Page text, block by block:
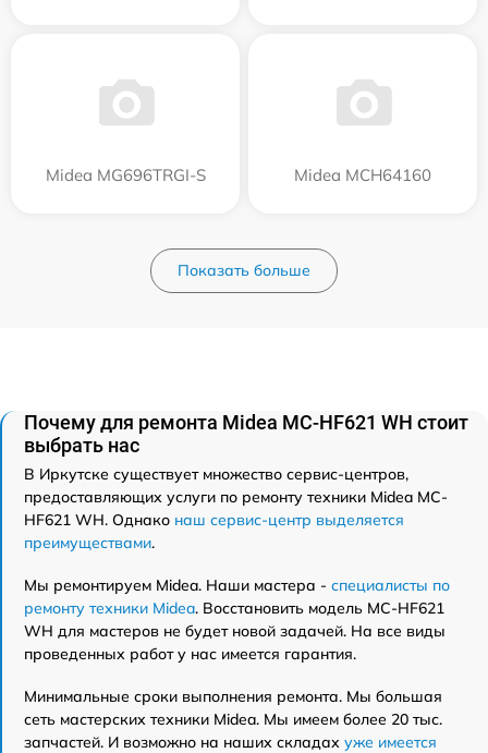
Midea MG696TRGI-S Midea MCH64160
Показать больше
Почему для ремонта Midea MC-HF621 WH стоит
выбрать нас
В Иркутске существует множество сервис-центров,
предоставляющих услуги по ремонту техники Midea MC-
HF621 WH. Однако наш сервис-центр выделяется
преимуществами.
Мы ремонтируем Midea. Наши мастера - специалисты по
ремонту техники Midea. Восстановить модель MC-HF621
WH для мастеров не будет новой задачей. На все виды
проведенных работ у нас имеется гарантия.
Минимальные сроки выполнения ремонта. Мы большая
сеть мастерских техники Midea. Мы имеем более 20 тыс.
запчастей. И возможно на наших складах уже имеется